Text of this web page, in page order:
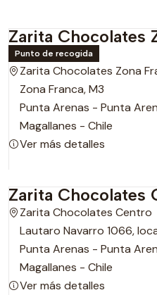
Zarita Chocolates
Punto de recogida
Zarita Chocolates Zona
Zona Franca, M3
Punta Arenas - Punta
Magallanes - Chile
Ver más detalles
Zarita Chocolates
Zarita Chocolates Centro
Lautaro Navarro 1066,
Punta Arenas - Punta
Magallanes - Chile
Ver más detalles